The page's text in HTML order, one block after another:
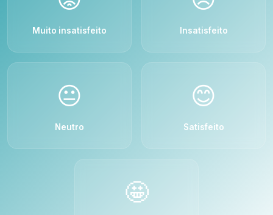
Muito insatisfeito Insatisfeito
😐
Neutro
😊
Satisfeito
🤩